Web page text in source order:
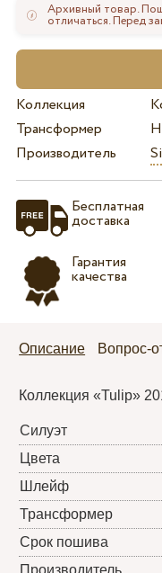
Архивный товар.
отличаться. Перед
Коллекция
Трансформер
Производитель
Бесплатная
доставка
Гарантия
качества
Описание Вопрос-
Коллекция «Tulip»
Силуэт
Цвета
Шлейф
Трансформер
Срок пошива
Производитель